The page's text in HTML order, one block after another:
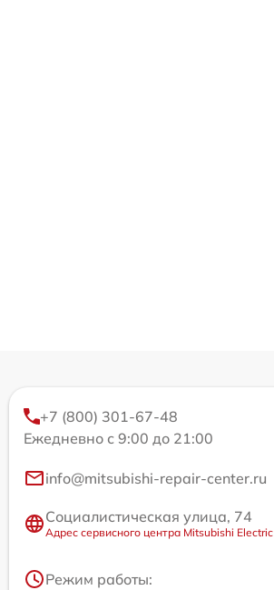
+7 (800) 301-67-48
Ежедневно с 9:00 до 21:00
info@mitsubishi-repair-center.ru
Социалистическая улица, 74
Адрес сервисного центра Mitsubishi Electric
Режим работы: